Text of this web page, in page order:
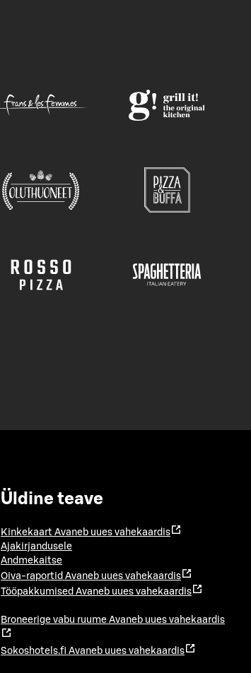
Üldine teave
Kinkekaart Avaneb uues vahekaardis
Ajakirjandusele
Andmekaitse
Oiva-raportid Avaneb uues vahekaardis
Tööpakkumised Avaneb uues vahekaardis
Broneerige vabu ruume Avaneb uues vahekaardis
Sokoshotels.fi Avaneb uues vahekaardis